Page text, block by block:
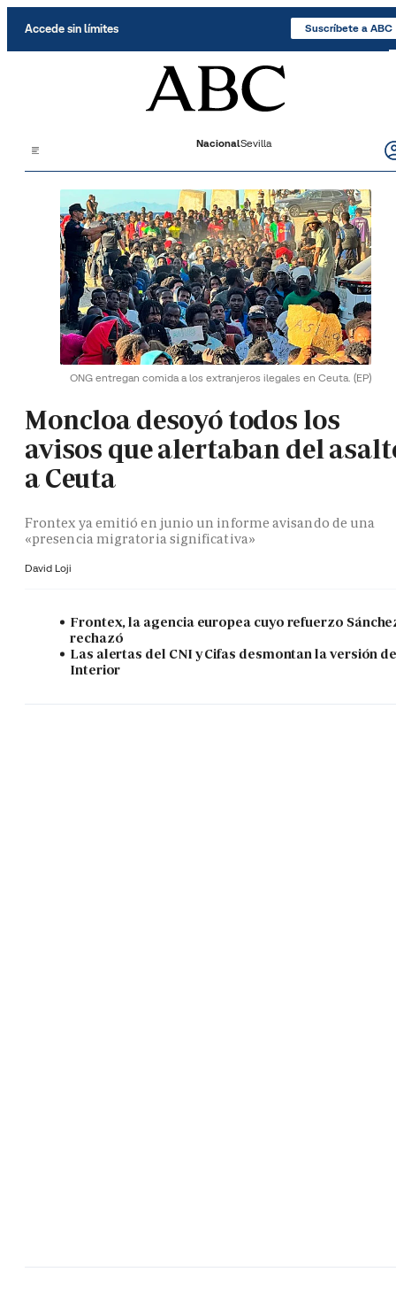
Accede sin límites Suscríbete a ABC
NacionalSevilla
ONG entregan comida a los extranjeros ilegales en Ceuta. (EP)
Moncloa desoyó todos los
avisos que alertaban del
a Ceuta
Frontex ya emitió en junio un informe avisando de una
«presencia migratoria significativa»
David Loji
Frontex, la agencia europea cuyo refuerzo
rechazó
Las alertas del CNI y Cifas desmontan la versión
Interior